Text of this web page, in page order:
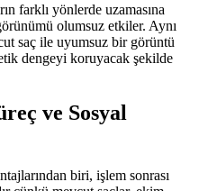
farklı yönlerde uzamasına
olumsuz etkiler. Aynı
saç ile uyumsuz bir görüntü
dengeyi koruyacak şekilde
ve Sosyal
biri, işlem sonrası